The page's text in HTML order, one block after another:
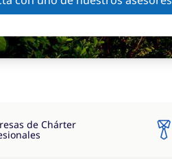
de Chárter